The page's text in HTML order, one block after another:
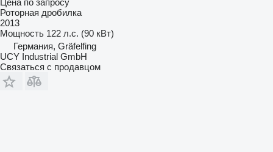
Роторная дробилка
2013
Мощность 122 л.с. (90 кВт)
Германия, Gräfelfing
UCY Industrial GmbH
Связаться с продавцом